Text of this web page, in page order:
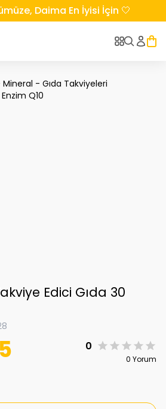
Daima En İyisi İçin 🤍
- Gıda Takviyeleri
Q10
Edici Gıda 30
0
0 Yorum